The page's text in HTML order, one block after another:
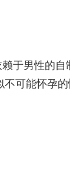
于男性的
可能怀孕